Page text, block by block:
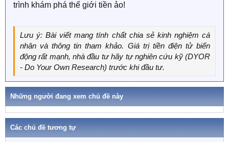
trình khám phá thế giới tiền ảo!
Lưu ý: Bài viết mang tính chất chia sẻ kinh nghiệm cá
nhân và thông tin tham khảo. Giá trị tiền điện tử biến
động rất mạnh, nhà đầu tư hãy tự nghiên cứu kỹ (DYOR
- Do Your Own Research) trước khi đầu tư.
Những người đang xem chủ đề này
Các chủ đề tương tự